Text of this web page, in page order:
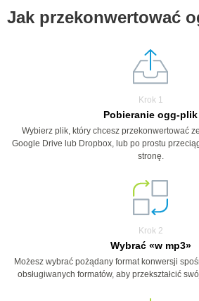
Jak przekonwertować
Krok 1
Pobieranie ogg-plik
Wybierz plik, który chcesz przekonwertować
Google Drive lub Dropbox, lub po prostu
stronę.
Krok 2
Wybrać «w mp3»
Możesz wybrać pożądany format konwersji
obsługiwanych formatów, aby przekształcić